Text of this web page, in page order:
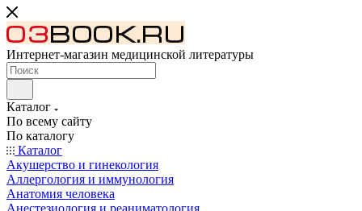
Интернет-магазин медицинской литературы
Каталог
По всему сайту
По каталогу
Каталог
Акушерство и гинекология
Аллергология и иммунология
Анатомия человека
Анестезиология и реаниматология